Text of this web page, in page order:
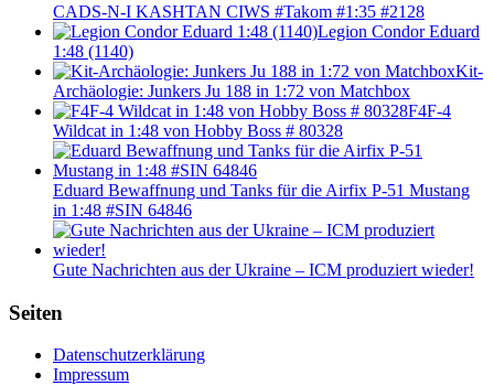
CADS-N-I KASHTAN CIWS #Takom #1:35 #2128
Legion Condor Eduard
1:48 (1140)
Kit-
Archäologie: Junkers Ju 188 in 1:72 von Matchbox
F4F-4
Wildcat in 1:48 von Hobby Boss # 80328
Eduard Bewaffnung und Tanks für die Airfix P-51 Mustang
in 1:48 #SIN 64846
Gute Nachrichten aus der Ukraine – ICM produziert wieder!
Seiten
Datenschutzerklärung
Impressum